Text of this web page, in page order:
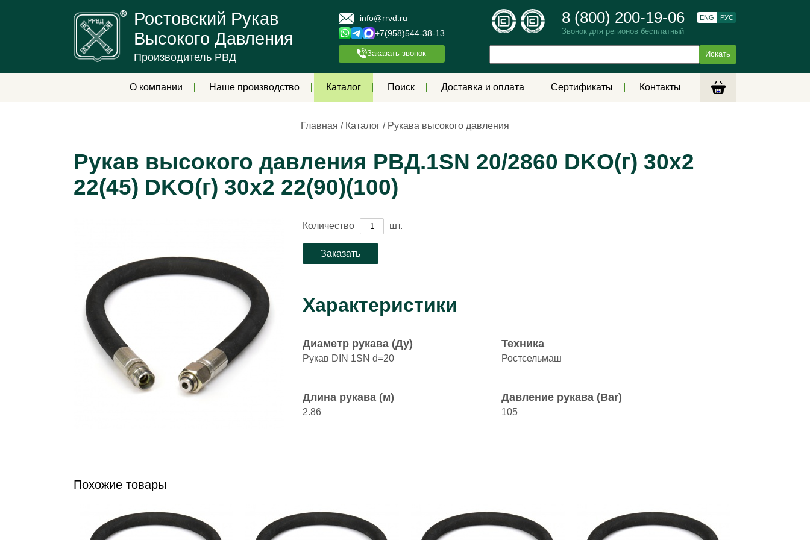
Ростовский Рукав
Высокого Давления
Производитель РВД
info@rrvd.ru
+7(958)544-38-13
Заказать звонок
8 (800) 200-19-06
Звонок для регионов бесплатный
ENG РУС
О компании Наше производство Каталог Поиск Доставка и оплата Сертификаты Контакты
Главная / Каталог / Рукава высокого давления
Рукав высокого давления РВД.1SN 20/2860 DKO(г) 30х2
22(45) DKO(г) 30х2 22(90)(100)
Количество шт.
Характеристики
Диаметр рукава (Ду)
Рукав DIN 1SN d=20
Техника
Ростсельмаш
Длина рукава (м)
2.86
Давление рукава (Bar)
105
Похожие товары